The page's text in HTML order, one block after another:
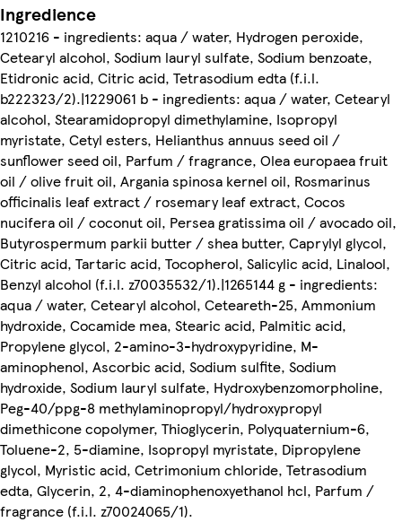
Ingredience
1210216 - ingredients: aqua / water, Hydrogen peroxide,
Cetearyl alcohol, Sodium lauryl sulfate, Sodium benzoate,
Etidronic acid, Citric acid, Tetrasodium edta (f.i.l.
b222323/2).|1229061 b - ingredients: aqua / water, Cetearyl
alcohol, Stearamidopropyl dimethylamine, Isopropyl
myristate, Cetyl esters, Helianthus annuus seed oil /
sunflower seed oil, Parfum / fragrance, Olea europaea fruit
oil / olive fruit oil, Argania spinosa kernel oil, Rosmarinus
officinalis leaf extract / rosemary leaf extract, Cocos
nucifera oil / coconut oil, Persea gratissima oil / avocado oil,
Butyrospermum parkii butter / shea butter, Caprylyl glycol,
Citric acid, Tartaric acid, Tocopherol, Salicylic acid, Linalool,
Benzyl alcohol (f.i.l. z70035532/1).|1265144 g - ingredients:
aqua / water, Cetearyl alcohol, Ceteareth-25, Ammonium
hydroxide, Cocamide mea, Stearic acid, Palmitic acid,
Propylene glycol, 2-amino-3-hydroxypyridine, M-
aminophenol, Ascorbic acid, Sodium sulfite, Sodium
hydroxide, Sodium lauryl sulfate, Hydroxybenzomorpholine,
Peg-40/ppg-8 methylaminopropyl/hydroxypropyl
dimethicone copolymer, Thioglycerin, Polyquaternium-6,
Toluene-2, 5-diamine, Isopropyl myristate, Dipropylene
glycol, Myristic acid, Cetrimonium chloride, Tetrasodium
edta, Glycerin, 2, 4-diaminophenoxyethanol hcl, Parfum /
fragrance (f.i.l. z70024065/1).